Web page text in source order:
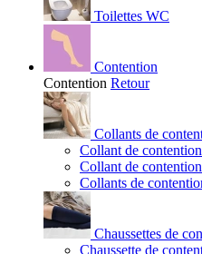
Toilettes WC
Contention
Contention Retour
Collants de
Collant de contention
Collant de
Collants de
Chaussettes de
Chaussette de